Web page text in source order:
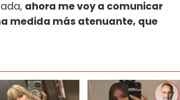
ahora me voy a comunicar
medida más atenuante, que